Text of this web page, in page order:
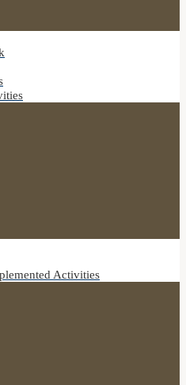
Activities